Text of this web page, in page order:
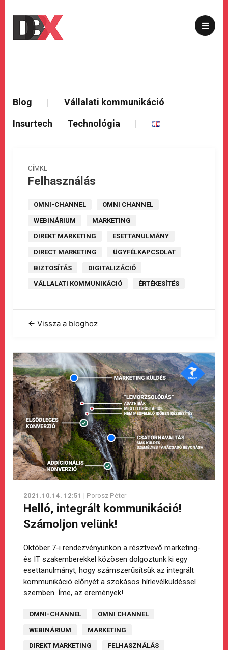
Blog |
Vállalati kommunikáció
Insurtech
Technológia |
CÍMKE
Felhasználás
OMNI-CHANNEL OMNI CHANNEL
WEBINÁRIUM MARKETING
DIREKT MARKETING ESETTANULMÁNY
DIRECT MARKETING ÜGYFÉLKAPCSOLAT
BIZTOSÍTÁS DIGITALIZÁCIÓ
VÁLLALATI KOMMUNIKÁCIÓ ÉRTÉKESÍTÉS
← Vissza a bloghoz
2021.10.14. 12:51 | Porosz Péter
Helló, integrált kommunikáció!
Számoljon velünk!
Október 7-i rendezvényünkön a résztvevő marketing-
és IT szakemberekkel közösen dolgoztunk ki egy
esettanulmányt, hogy számszerűsítsük az integrált
kommunikáció előnyét a szokásos hírlevélküldéssel
szemben. Íme, az eremények!
OMNI-CHANNEL OMNI CHANNEL
WEBINÁRIUM MARKETING
DIREKT MARKETING FELHASZNÁLÁS